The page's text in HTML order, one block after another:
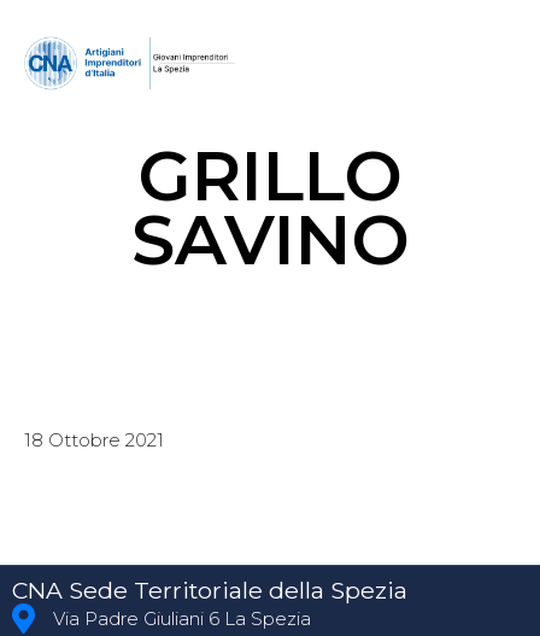
GRILLO
SAVINO
18 Ottobre 2021
CNA Sede Territoriale della Spezia
Via Padre Giuliani 6 La Spezia